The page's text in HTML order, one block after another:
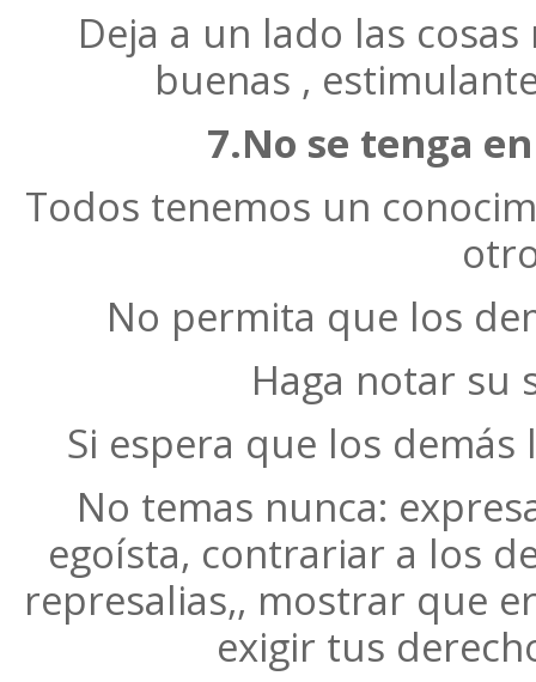
Deja a un lado las
buenas ,
7.No se tenga
Todos tenemos un
No permita que los
Haga notar su
Si espera que los
No temas nunca:
egoísta, contrariar a los
represalias,, mostrar que
exigir tus